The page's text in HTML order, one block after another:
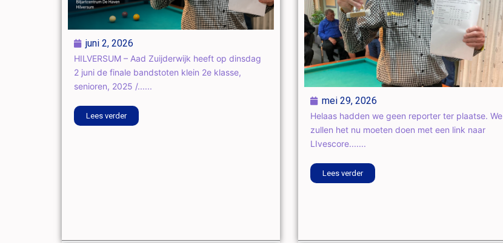
juni 2, 2026
HILVERSUM – Aad Zuijderwijk heeft op dinsdag
2 juni de finale bandstoten klein 2e klasse,
senioren, 2025 /......
Lees verder
mei 29, 2026
Helaas hadden we geen reporter ter plaatse. We
zullen het nu moeten doen met een link naar
LIvescore.......
Lees verder